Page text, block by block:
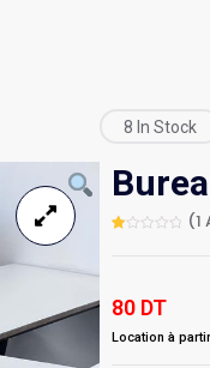
8 In Stock
based
customer
(1
80 DT
Location à